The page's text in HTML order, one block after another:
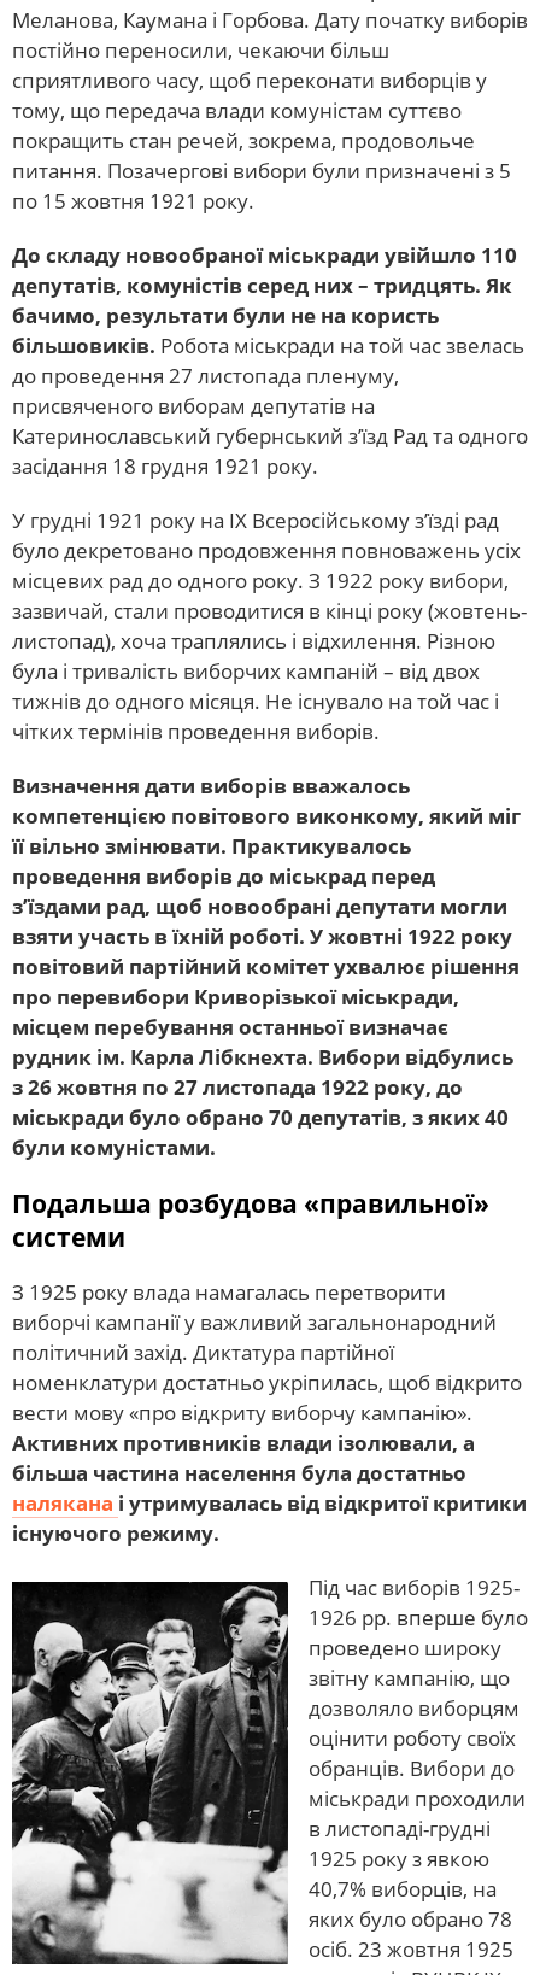
Меланова, Каумана і Горбова. Дату початку виборів
постійно переносили, чекаючи більш
сприятливого часу, щоб переконати виборців у
тому, що передача влади комуністам суттєво
покращить стан речей, зокрема, продовольче
питання. Позачергові вибори були призначені з 5
по 15 жовтня 1921 року.
До складу новообраної міськради увійшло 110
депутатів, комуністів серед них – тридцять. Як
бачимо, результати були не на користь
більшовиків. Робота міськради на той час звелась
до проведення 27 листопада пленуму,
присвяченого виборам депутатів на
Катеринославський губернський з’їзд Рад та одного
засідання 18 грудня 1921 року.
У грудні 1921 року на ІХ Всеросійському з’їзді рад
було декретовано продовження повноважень усіх
місцевих рад до одного року. З 1922 року вибори,
зазвичай, стали проводитися в кінці року (жовтень-
листопад), хоча траплялись і відхилення. Різною
була і тривалість виборчих кампаній – від двох
тижнів до одного місяця. Не існувало на той час і
чітких термінів проведення виборів.
Визначення дати виборів вважалось
компетенцією повітового виконкому, який міг
її вільно змінювати. Практикувалось
проведення виборів до міськрад перед
з’їздами рад, щоб новообрані депутати могли
взяти участь в їхній роботі. У жовтні 1922 року
повітовий партійний комітет ухвалює рішення
про перевибори Криворізької міськради,
місцем перебування останньої визначає
рудник ім. Карла Лібкнехта. Вибори відбулись
з 26 жовтня по 27 листопада 1922 року, до
міськради було обрано 70 депутатів, з яких 40
були комуністами.
Подальша розбудова «правильної»
системи
З 1925 року влада намагалась перетворити
виборчі кампанії у важливий загальнонародний
політичний захід. Диктатура партійної
номенклатури достатньо укріпилась, щоб відкрито
вести мову «про відкриту виборчу кампанію».
Активних противників влади ізолювали, а
більша частина населення була достатньо
налякана і утримувалась від відкритої критики
існуючого режиму.
Під час виборів 1925-
1926 рр. вперше було
проведено широку
звітну кампанію, що
дозволяло виборцям
оцінити роботу своїх
обранців. Вибори до
міськради проходили
в листопаді-грудні
1925 року з явкою
40,7% виборців, на
яких було обрано 78
осіб. 23 жовтня 1925